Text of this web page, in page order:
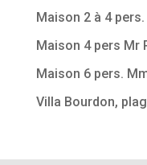
Maison 2 à 4 pers.
Maison 4 pers Mr
Maison 6 pers.
Villa Bourdon,